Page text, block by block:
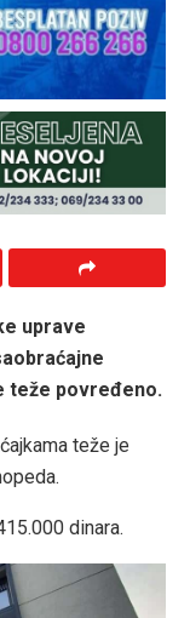
uprave
teže povređeno.
teže je
dinara.